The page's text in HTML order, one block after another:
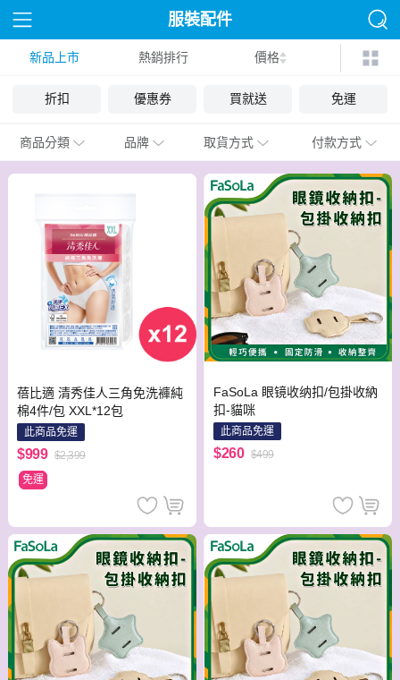
服裝配件
新品上市 熱銷排行 價格
折扣 優惠券 買就送 免運
商品分類 品牌 取貨方式 付款方式
蓓比適 清秀佳人三角免洗褲純
棉4件/包 XXL*12包
此商品免運
$999 $2,399
免運
FaSoLa 眼镜收纳扣/包掛收納
扣-貓咪
此商品免運
$260 $499